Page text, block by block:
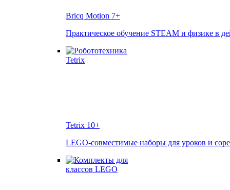
Bricq Motion 7+
Практическое обучение STEAM и физике в
Tetrix 10+
LEGO-совместимые наборы для уроков и